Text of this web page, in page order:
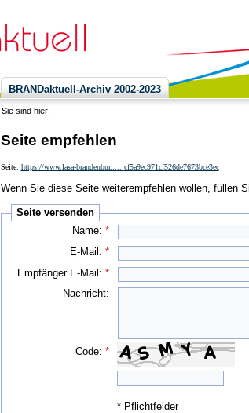
BRANDaktuell-Archiv 2002-2023
Sie sind hier:
Seite empfehlen
Seite: https://www.lasa-brandenbur......cf5a9ec971cf526de7673bce3ec
Wenn Sie diese Seite weiterempfehlen wollen, füllen
Seite versenden
Name:*
E-Mail:*
Empfänger E-Mail:*
Nachricht:
Code:*
* Pflichtfelder